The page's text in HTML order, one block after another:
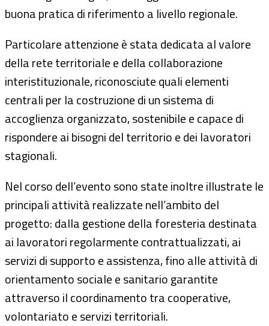
buona pratica di riferimento a livello regionale.
Particolare attenzione è stata dedicata al valore
della rete territoriale e della collaborazione
interistituzionale, riconosciute quali elementi
centrali per la costruzione di un sistema di
accoglienza organizzato, sostenibile e capace di
rispondere ai bisogni del territorio e dei lavoratori
stagionali.
Nel corso dell’evento sono state inoltre illustrate le
principali attività realizzate nell’ambito del
progetto: dalla gestione della foresteria destinata
ai lavoratori regolarmente contrattualizzati, ai
servizi di supporto e assistenza, fino alle attività di
orientamento sociale e sanitario garantite
attraverso il coordinamento tra cooperative,
volontariato e servizi territoriali.